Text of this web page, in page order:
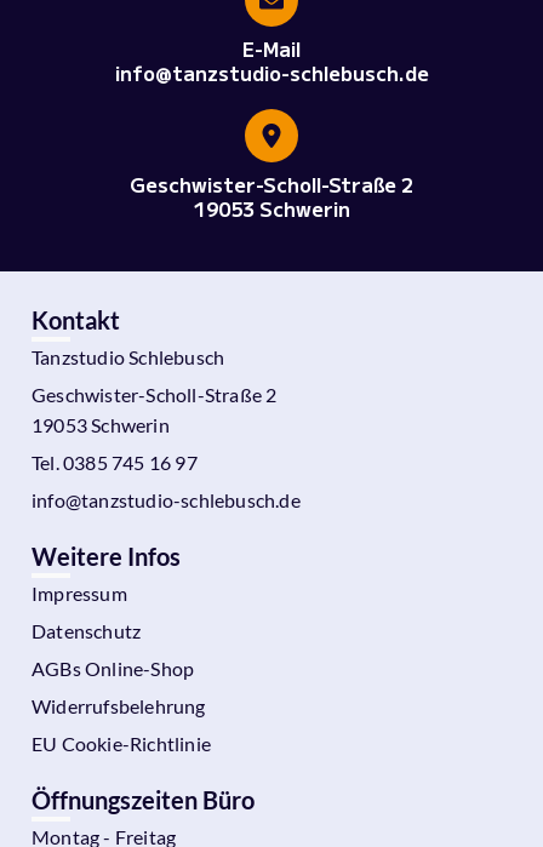
E-Mail
info@tanzstudio-schlebusch.de
Geschwister-Scholl-Straße 2
19053 Schwerin
Kontakt
Tanzstudio Schlebusch
Geschwister-Scholl-Straße 2
19053 Schwerin
Tel. 0385 745 16 97
info@tanzstudio-schlebusch.de
Weitere Infos
Impressum
Datenschutz
AGBs Online-Shop
Widerrufsbelehrung
EU Cookie-Richtlinie
Öffnungszeiten Büro
Montag - Freitag